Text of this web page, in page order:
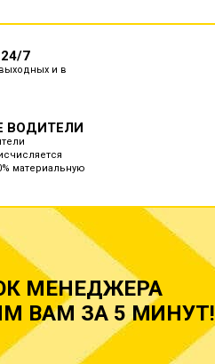
7
и в
ВОДИТЕЛИ
материальную
МЕНЕДЖЕРА
ВАМ ЗА 5 МИНУТ!